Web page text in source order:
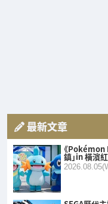
最新文章
《Pokémon
鎮」in 橫濱